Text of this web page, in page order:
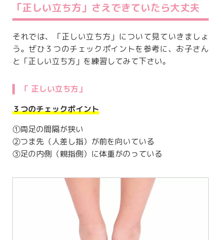
「正しい立ち方」さえできていたら大丈夫
それでは、「正しい立ち方」について見ていきましょ
う。ぜひ３つのチェックポイントを参考に、お子さん
と「正しい立ち方」を練習してみて下さい。
「 正しい立ち方」
３つのチェックポイント
①両足の間隔が狭い
②つま先（人差し指）が前を向いている
③足の内側（親指側）に体重がのっている